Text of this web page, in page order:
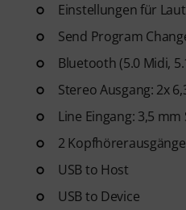
Einstellungen für
Send Program
Bluetooth (5.0 Midi,
Stereo Ausgang: 2x
Line Eingang: 3,5
2
USB to Host
USB to Device